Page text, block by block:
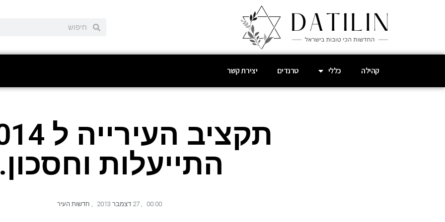
קהילה כללי טרנדים יצירת קשר
התייעלות וחסכון.
00:00
, 27 דצמבר 2013 , חדשות העיר